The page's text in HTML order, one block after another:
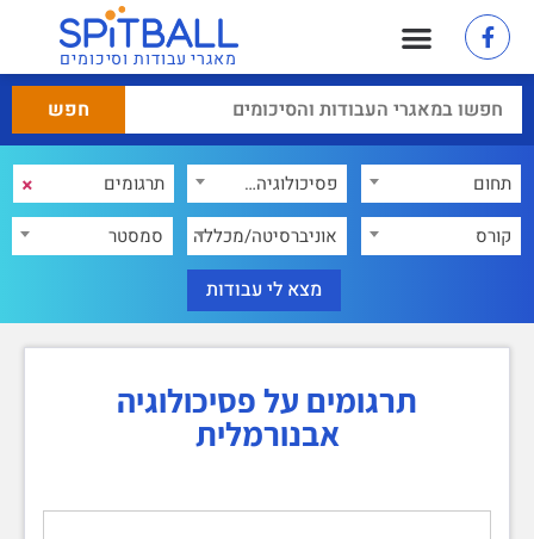
מאגרי עבודות וסיכומים
תחום פסיכולוגיה אבנורמלית ×
קורס אוניברסיטה/מכללה סמסטר
תרגומים על פסיכולוגיה
אבנורמלית